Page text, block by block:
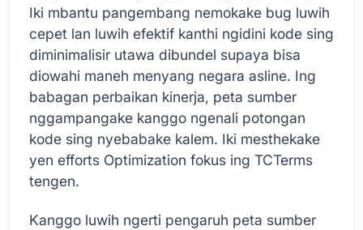
Iki mbantu pangembang nemokake bug luwih
cepet lan luwih efektif kanthi ngidini kode sing
diminimalisir utawa dibundel supaya bisa
diowahi maneh menyang negara asline. Ing
babagan perbaikan kinerja, peta sumber
nggampangake kanggo ngenali potongan
kode sing nyebabake kalem. Iki mesthekake
yen efforts Optimization fokus ing TCTerms
tengen.
Kanggo luwih ngerti pengaruh peta sumber